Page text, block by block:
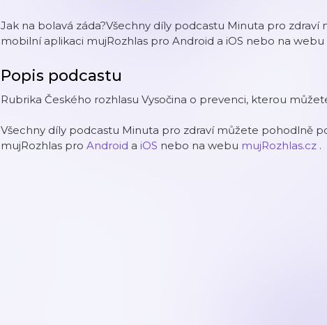
Jak na bolavá záda?Všechny díly podcastu Minuta pro
mobilní aplikaci mujRozhlas pro Android a iOS nebo na webu
Popis podcastu
Rubrika Českého rozhlasu Vysočina o prevenci, kterou
Všechny díly podcastu Minuta pro zdraví můžete pohodlně
mujRozhlas pro Android a iOS nebo na webu mujRozhlas.cz .